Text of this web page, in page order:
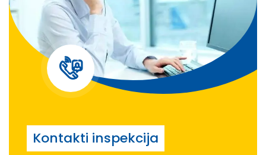
Kontakti inspekcija